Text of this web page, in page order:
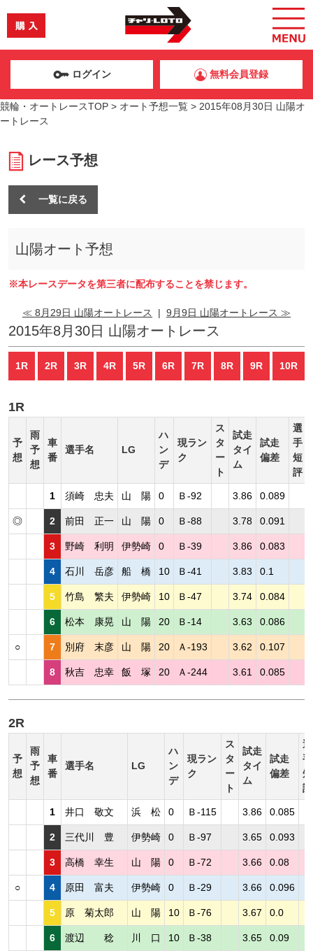
ログイン 無料会員登録
競輪・オートレースTOP > オート予想一覧 > 2015年08月30日 山陽オ
ートレース
レース予想
一覧に戻る
山陽オート予想
※本レースデータを第三者に配布することを禁じます。
≪ 8月29日 山陽オートレース | 9月9日 山陽オートレース ≫
2015年8月30日 山陽オートレース
1R 2R 3R 4R 5R 6R 7R 8R 9R 10R
1R
予
想
雨
予
想
車
番
選手名 LG
ハ
ン
デ
現ラン
ク
ス
タ
ー
ト
試走
タイ
ム
試走
偏差
選
手
短
評
1 須崎 忠夫 山 陽 0 Ｂ-92 3.86 0.089
◎ 2 前田 正一 山 陽 0 Ｂ-88 3.78 0.091
3 野崎 利明 伊勢崎 0 Ｂ-39 3.86 0.083
4 石川 岳彦 船 橋 10 Ｂ-41 3.83 0.1
5 竹島 繁夫 伊勢崎 10 Ｂ-47 3.74 0.084
6 松本 康晃 山 陽 20 Ｂ-14 3.63 0.086
○ 7 別府 末彦 山 陽 20 Ａ-193 3.62 0.107
8 秋吉 忠幸 飯 塚 20 Ａ-244 3.61 0.085
2R
予
想
雨
予
想
車
番
選手名 LG
ハ
ン
デ
現ラン
ク
ス
タ
ー
ト
試走
タイ
ム
試走
偏差
選
手
短
評
1 井口 敬文 浜 松 0 Ｂ-115 3.86 0.085
2 三代川 豊 伊勢崎 0 Ｂ-97 3.65 0.093
3 高橋 幸生 山 陽 0 Ｂ-72 3.66 0.08
○ 4 原田 富夫 伊勢崎 0 Ｂ-29 3.66 0.096
5 原 菊太郎 山 陽 10 Ｂ-76 3.67 0.0
6 渡辺 稔 川 口 10 Ｂ-38 3.65 0.09